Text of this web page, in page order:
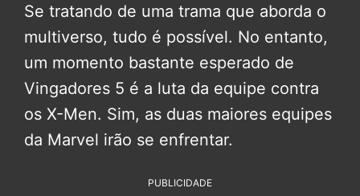
Se tratando de uma trama que aborda o
multiverso, tudo é possível. No entanto,
um momento bastante esperado de
Vingadores 5 é a luta da equipe contra
os X-Men. Sim, as duas maiores equipes
da Marvel irão se enfrentar.
PUBLICIDADE